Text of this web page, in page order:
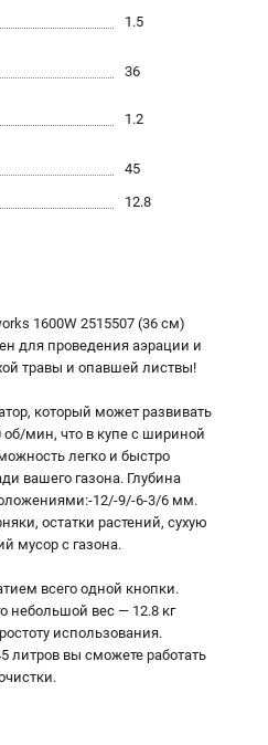
ПЕТЕРБУРГ)
615-80-17
сайте не является публичной
офертой
Фермы, 29АЛ
615-80-17
колл-центра:
9:00 до 18:00
59-12-69
spb.ru
1.5
36
1.2
45
12.8
1600W 2515507 (36 см)
для проведения аэрации и
травы и опавшей листвы!
который может развивать
об/мин, что в купе с шириной
легко и быстро
вашего газона. Глубина
12/-9/-6-3/6 мм.
остатки растений, сухую
мусор с газона.
всего одной кнопки.
небольшой вес — 12.8 кг
использования.
литров вы сможете работать